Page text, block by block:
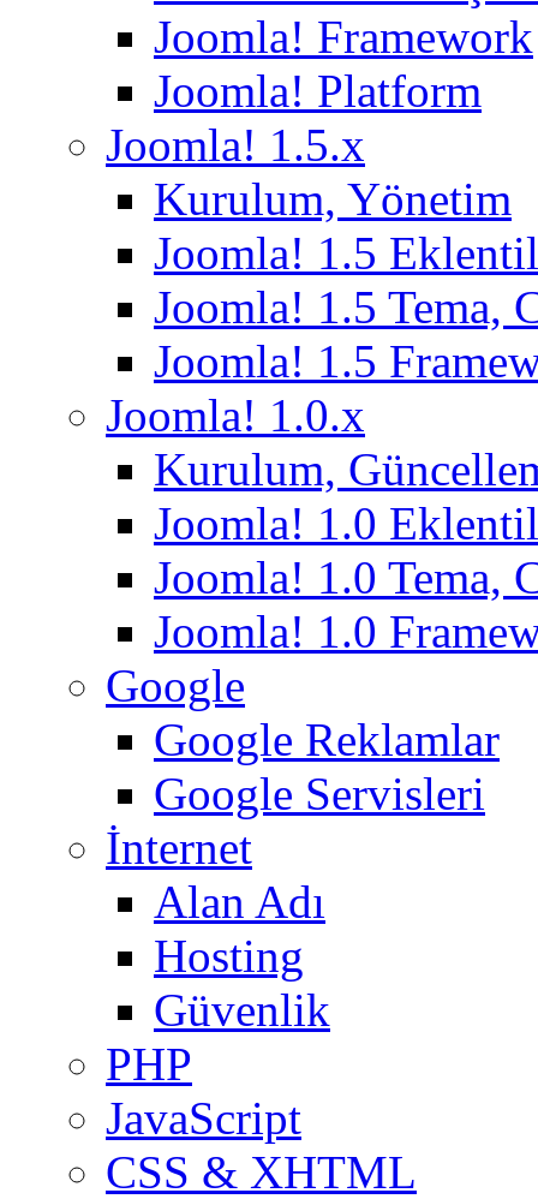
Joomla! Framework
Joomla! Platform
Joomla! 1.5.x
Kurulum, Yönetim
Joomla! 1.5
Joomla! 1.5 Tema,
Joomla! 1.5
Joomla! 1.0.x
Kurulum,
Joomla! 1.0
Joomla! 1.0 Tema,
Joomla! 1.0
Google
Google Reklamlar
Google Servisleri
İnternet
Alan Adı
Hosting
Güvenlik
PHP
JavaScript
CSS & XHTML